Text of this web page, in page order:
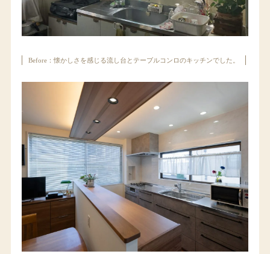
Before：懐かしさを感じる流し台とテーブルコンロのキッチンでした。